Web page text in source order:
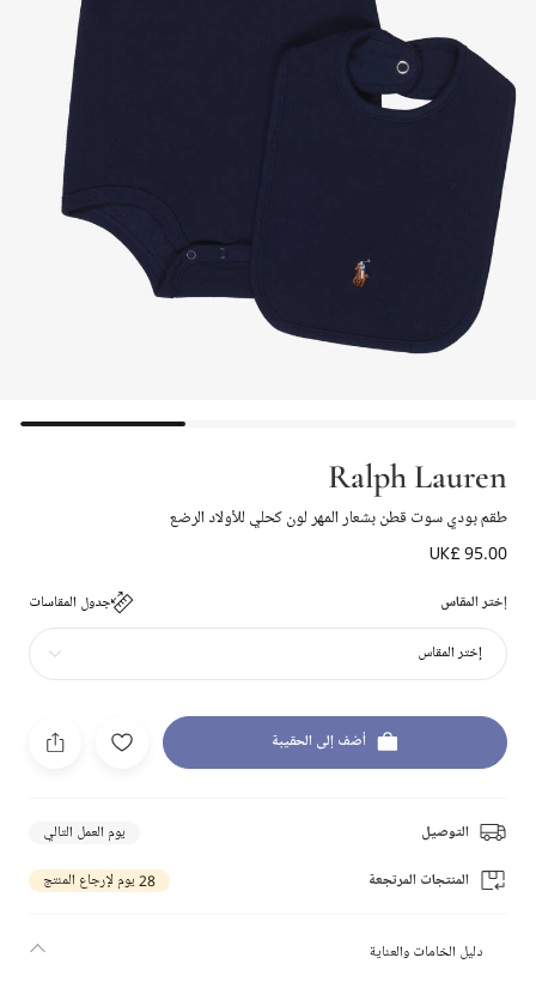
Ralph Lauren
طقم بودي سوت قطن بشعار المهر لون كحلي للأولاد الرضع
UK£ 95.00
إختر المقاس جدول المقاسات
إختر المقاس
أضف إلى الحقيبة
التوصيل يوم العمل التالي
المنتجات المرتجعة 28 يوم لإرجاع المنتج
دليل الخامات والعناية